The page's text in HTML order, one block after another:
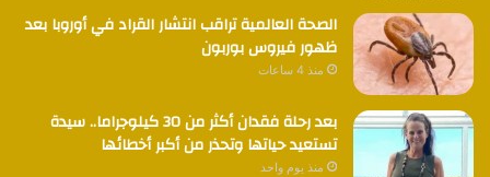
الصحة العالمية تراقب انتشار القراد في أوروبا بعد
ظهور فيروس بوربون
منذ 4 ساعات
بعد رحلة فقدان أكثر من 30 كيلوجراما.. سيدة
تستعيد حياتها وتحذر من أكبر أخطائها
منذ يوم واحد